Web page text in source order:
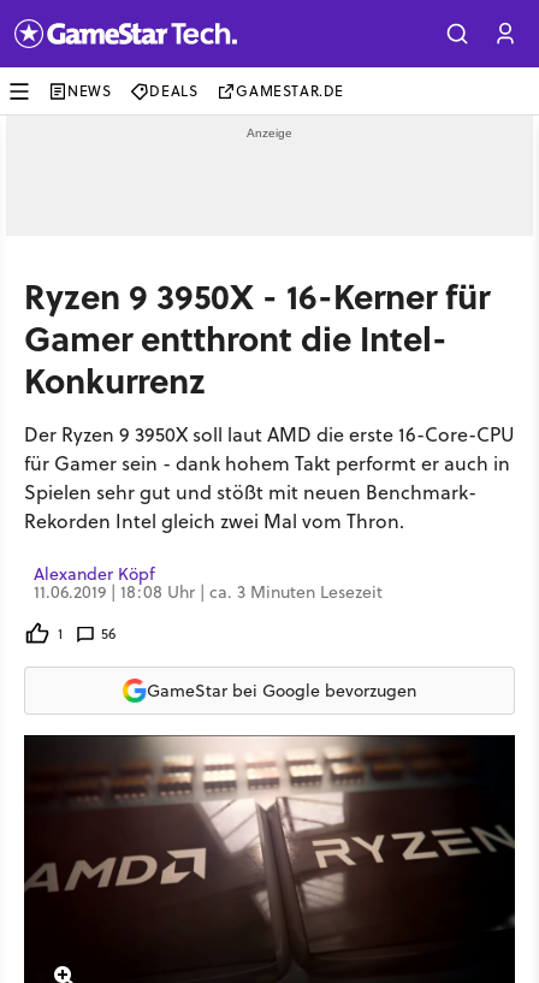
NEWS DEALS GAMESTAR.DE
Ryzen 9 3950X - 16-Kerner für
Gamer entthront die Intel-
Konkurrenz
Der Ryzen 9 3950X soll laut AMD die erste 16-Core-CPU
für Gamer sein - dank hohem Takt performt er auch in
Spielen sehr gut und stößt mit neuen Benchmark-
Rekorden Intel gleich zwei Mal vom Thron.
Alexander Köpf
11.06.2019 | 18:08 Uhr | ca. 3 Minuten Lesezeit
1 56
GameStar bei Google bevorzugen